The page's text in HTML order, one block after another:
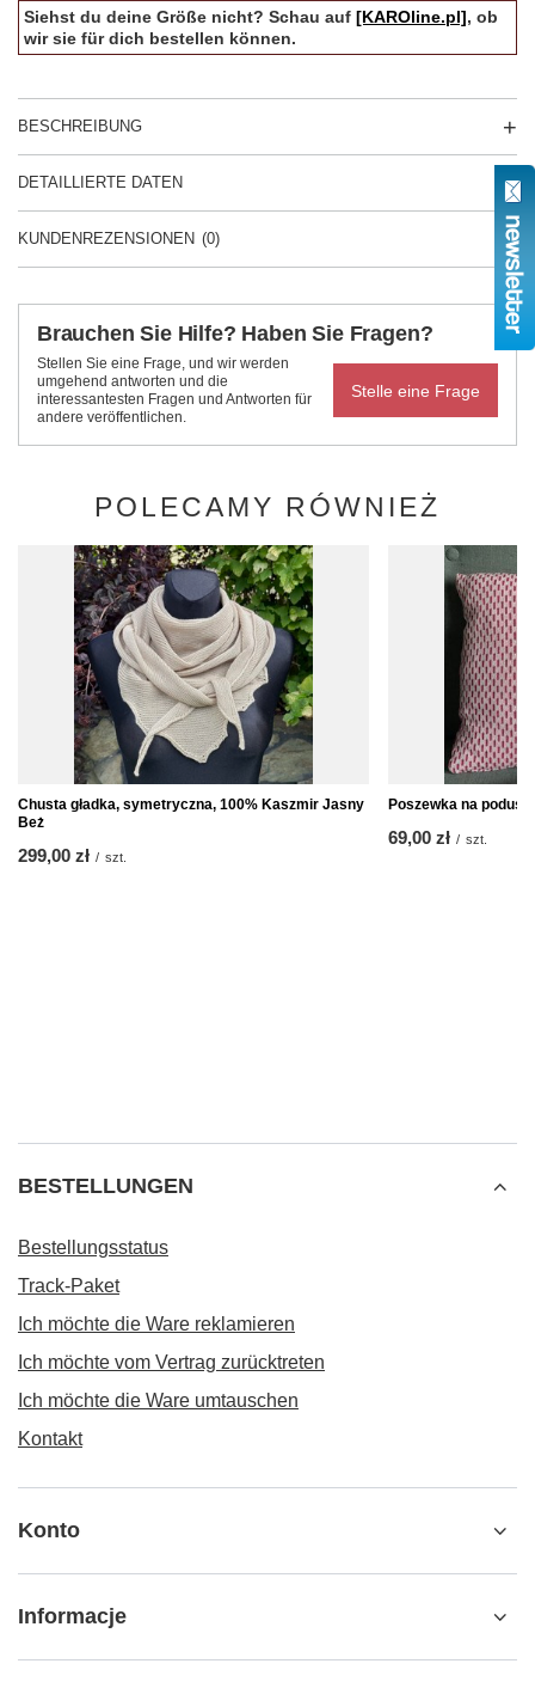
Siehst du deine Größe nicht? Schau auf [KAROline.pl], ob
wir sie für dich bestellen können.
BESCHREIBUNG
DETAILLIERTE DATEN
KUNDENREZENSIONEN (0)
Brauchen Sie Hilfe? Haben Sie Fragen?
Stellen Sie eine Frage, und wir werden
umgehend antworten und die
interessantesten Fragen und Antworten für
andere veröffentlichen.
Stelle eine Frage
POLECAMY RÓWNIEŻ
Chusta gładka, symetryczna, 100% Kaszmir Jasny
Beż
299,00 zł / szt.
Poszewka na
69,00 zł / szt.
BESTELLUNGEN
Bestellungsstatus
Track-Paket
Ich möchte die Ware reklamieren
Ich möchte vom Vertrag zurücktreten
Ich möchte die Ware umtauschen
Kontakt
Konto
Informacje